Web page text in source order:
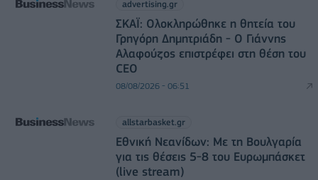
advertising.gr
ΣΚΑΪ: Ολοκληρώθηκε η θητεία του
Γρηγόρη Δημητριάδη - Ο Γιάννης
Αλαφούζος επιστρέφει στη θέση του
CEO
08/08/2026 - 06:51
allstarbasket.gr
Εθνική Νεανίδων: Με τη Βουλγαρία
για τις θέσεις 5-8 του Ευρωμπάσκετ
(live stream)